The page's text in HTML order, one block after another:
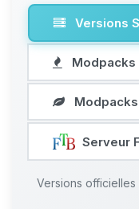
Versions
Modpacks
Serveur
Versions officielles